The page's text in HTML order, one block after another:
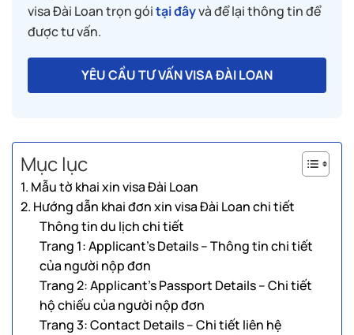
visa Đài Loan trọn góitại đâyvà để lại thông tin để
được tư vấn.
YÊU CẦU TƯ VẤN VISA ĐÀI LOAN
Mục lục
1. Mẫu tờ khai xin visa Đài Loan
2. Hướng dẫn khai đơn xin visa Đài Loan chi tiết
Thông tin du lịch chi tiết
Trang 1: Applicant’s Details – Thông tin chi tiết
của người nộp đơn
Trang 2: Applicant’s Passport Details – Chi tiết
hộ chiếu của người nộp đơn
Trang 3: Contact Details – Chi tiết liên hệ